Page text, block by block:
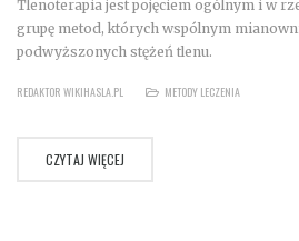
Tlenoterapia jest pojęciem ogólnym i w
grupę metod, których wspólnym
podwyższonych stężeń tlenu.
REDAKTOR WIKIHASLA.PL METODY LECZENIA
CZYTAJ WIĘCEJ